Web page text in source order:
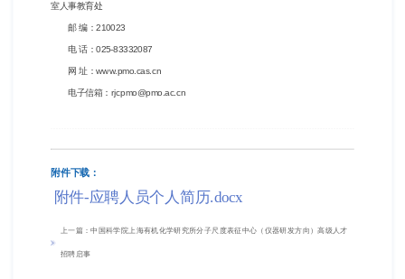
室人事教育处
邮 编：210023
电 话：025-83332087
网 址：www.pmo.cas.cn
电子信箱：rjcpmo@pmo.ac.cn
附件下载：
附件-应聘人员个人简历.docx
上一篇：中国科学院上海有机化学研究所分子尺度表征中心（仪器研发方向）高级人才
招聘启事